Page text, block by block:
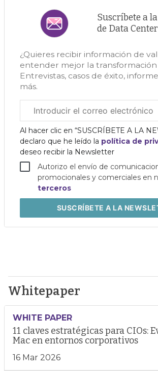
Suscríbete a
de Data
¿Quieres recibir información de
entender mejor la
Entrevistas, casos de éxito,
más.
electrónico
corporativo
Al hacer clic en “SUSCRÍBETE A LA
declaro que he leído la política de
deseo recibir la Newsletter
Autorizo el envío de
promocionales y comerciales en
terceros
SUSCRÍBETEA LA
Whitepaper
WHITE PAPER
11 claves estratégicas para CIOs:
Mac en entornos corporativos
16 Mar 2026